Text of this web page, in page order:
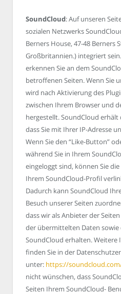
SoundCloud: Auf unseren
sozialen Netzwerks
Berners House, 47-48 Berners
Großbritannien.) integriert
erkennen Sie an dem
betroffenen Seiten. Wenn Sie
wird nach Aktivierung des
zwischen Ihrem Browser und
hergestellt. SoundCloud
dass Sie mit Ihrer IP-Adresse
Wenn Sie den “Like-Button”
während Sie in Ihrem
eingeloggt sind, können Sie
Ihrem SoundCloud-Profil
Dadurch kann SoundCloud
Besuch unserer Seiten
dass wir als Anbieter der
der übermittelten Daten
SoundCloud erhalten.
finden Sie in der
unter: https://
nicht wünschen, dass
Seiten Ihrem SoundCloud-